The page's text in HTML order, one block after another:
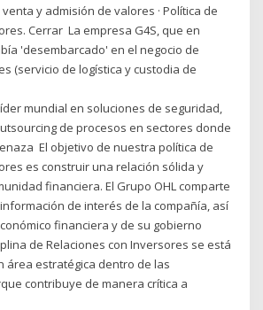
y admisión de valores · Política de
Cerrar La empresa G4S, que en
'desembarcado' en el negocio de
(servicio de logística y custodia de
mundial en soluciones de seguridad,
de procesos en sectores donde
El objetivo de nuestra política de
es construir una relación sólida y
financiera. El Grupo OHL comparte
de interés de la compañía, así
financiera y de su gobierno
de Relaciones con Inversores se está
área estratégica dentro de las
contribuye de manera crítica a